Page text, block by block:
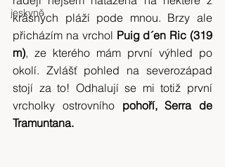
jeskyně
krásných pláží pode mnou. Brzy ale
přicházím na vrchol Puig d´en Ric (319
m), ze kterého mám první výhled po
okolí. Zvlášť pohled na severozápad
stojí za to! Odhalují se mi totiž první
vrcholky ostrovního pohoří, Serra de
Tramuntana.